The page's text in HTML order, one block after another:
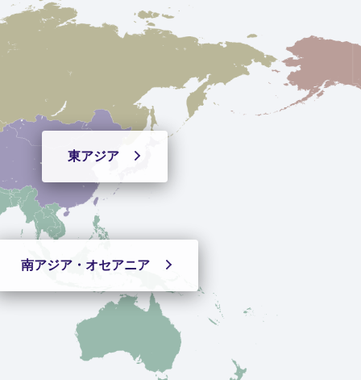
東アジア
南アジア・ オセアニア